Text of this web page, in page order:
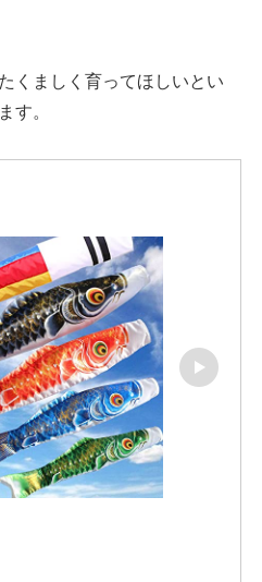
くましく育ってほしいとい
す。